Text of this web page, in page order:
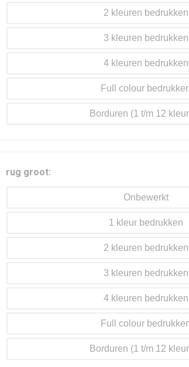
2
3
4
Borduren
Full colour
rug groot:
Onbewerkt
1
2
3
4
Borduren
Full colour